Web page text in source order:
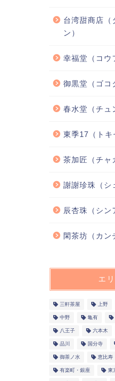
台湾甜商店（
ン）
幸福堂（コウ
御黒堂（ゴコ
春水堂（チュ
東季17（トキ
茶加匠（チャ
謝謝珍珠（シ
辰杏珠（シン
閑茶坊（カン
エ
三軒茶屋 上野
中野 亀有
八王子 六本木
品川 国分寺
御茶ノ水 恵比寿
有楽町・銀座 東